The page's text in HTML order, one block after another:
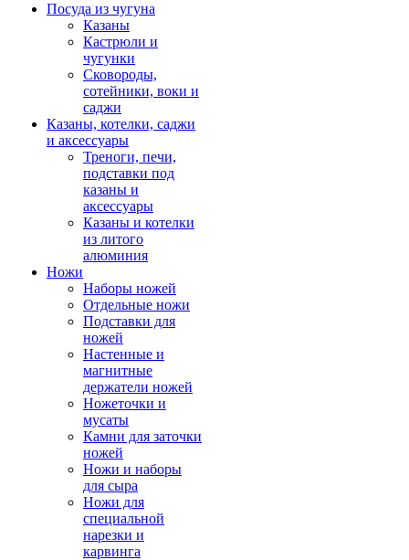
Посуда из чугуна
Казаны
Кастрюли и
чугунки
Сковороды,
сотейники, воки и
саджи
Казаны, котелки, саджи
и аксессуары
Треноги, печи,
подставки под
казаны и
аксессуары
Казаны и котелки
из литого
алюминия
Ножи
Наборы ножей
Отдельные ножи
Подставки для
ножей
Настенные и
магнитные
держатели ножей
Ножеточки и
мусаты
Камни для заточки
ножей
Ножи и наборы
для сыра
Ножи для
специальной
нарезки и
карвинга